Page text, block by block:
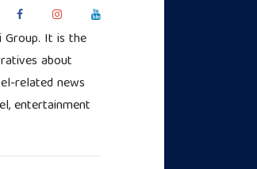
Group. It is the
about
related news
entertainment